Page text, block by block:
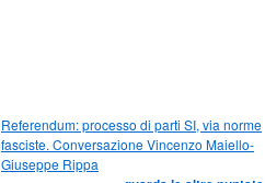
Referendum: processo di parti SI, via norme
fasciste. Conversazione Vincenzo Maiello-
Giuseppe Rippa